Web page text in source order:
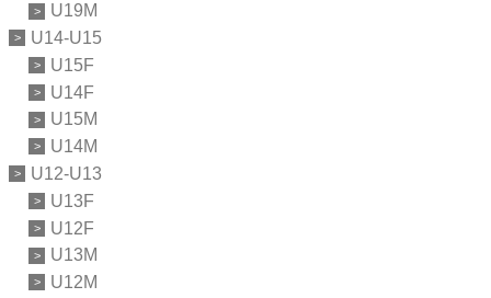
U19M
U14-U15
U15F
U14F
U15M
U14M
U12-U13
U13F
U12F
U13M
U12M